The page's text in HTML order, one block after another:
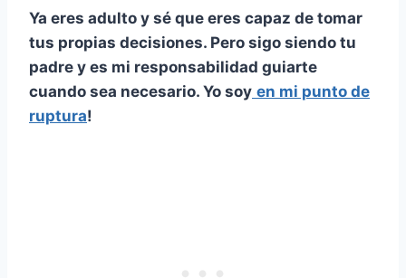
Ya eres adulto y sé que eres capaz de tomar
tus propias decisiones. Pero sigo siendo tu
padre y es mi responsabilidad guiarte
cuando sea necesario. Yo soy en mi punto de
ruptura!